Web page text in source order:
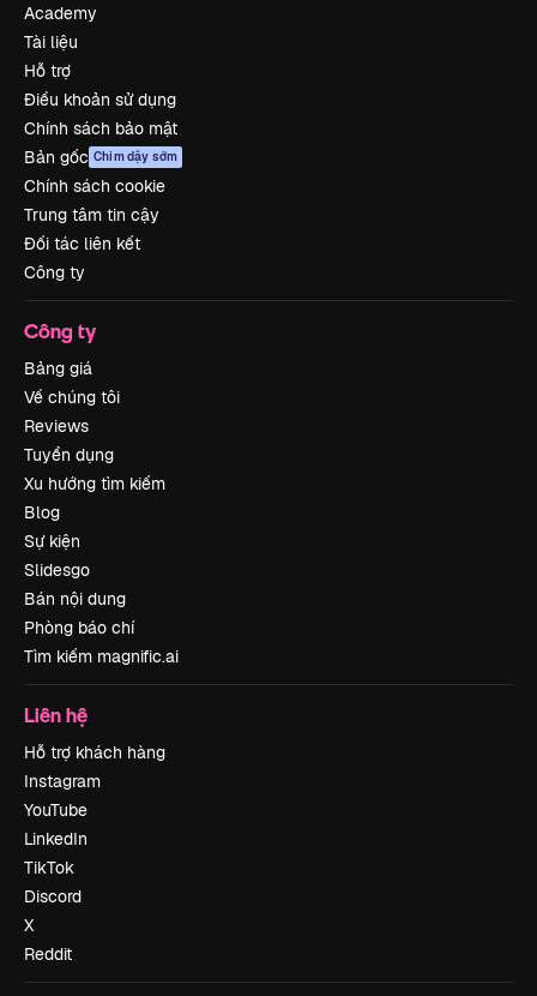
Academy
Tài liệu
Hỗ trợ
Điều khoản sử dụng
Chính sách bảo mật
Bản gốc Chim dậy sớm
Chính sách cookie
Trung tâm tin cậy
Đối tác liên kết
Công ty
Công ty
Bảng giá
Về chúng tôi
Reviews
Tuyển dụng
Xu hướng tìm kiếm
Blog
Sự kiện
Slidesgo
Bán nội dung
Phòng báo chí
Tìm kiếm magnific.ai
Liên hệ
Hỗ trợ khách hàng
Instagram
YouTube
LinkedIn
TikTok
Discord
X
Reddit